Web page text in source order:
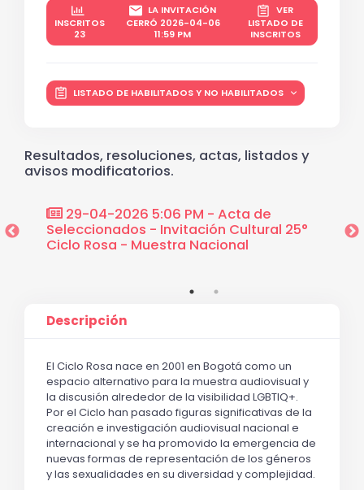
INSCRITOS
23
LA INVITACIÓN
CERRÓ 2026-04-06
11:59 PM
VER
LISTADO DE
INSCRITOS
LISTADO DE HABILITADOS Y NO HABILITADOS
Resultados, resoluciones, actas, listados y
avisos modificatorios.
29-04-2026 5:06 PM - Acta de
Seleccionados - Invitación Cultural 25°
Ciclo Rosa - Muestra Nacional
Descripción
El Ciclo Rosa nace en 2001 en Bogotá como un
espacio alternativo para la muestra audiovisual y
la discusión alrededor de la visibilidad LGBTIQ+.
Por el Ciclo han pasado figuras significativas de la
creación e investigación audiovisual nacional e
internacional y se ha promovido la emergencia de
nuevas formas de representación de los géneros
y las sexualidades en su diversidad y complejidad.